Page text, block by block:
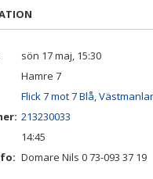
sön 17 maj, 15:30
Hamre 7
Flick 7 mot 7 Blå,
213230033
14:45
Domare Nils 0 73-093 37 19